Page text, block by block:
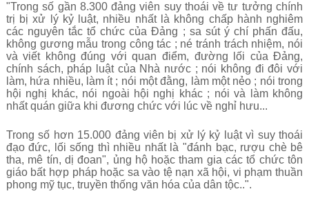
"Trong số gần 8.300 đảng viên suy thoái về tư tưởng chính
trị bị xử lý kỷ luật, nhiều nhất là không chấp hành nghiêm
các nguyên tắc tổ chức của Đảng ; sa sút ý chí phấn đấu,
không gương mẫu trong công tác ; né tránh trách nhiệm, nói
và viết không đúng với quan điểm, đường lối của Đảng,
chính sách, pháp luật của Nhà nước ; nói không đi đôi với
làm, hứa nhiều, làm ít ; nói một đằng, làm một nẻo ; nói trong
hội nghị khác, nói ngoài hội nghị khác ; nói và làm không
nhất quán giữa khi đương chức với lúc về nghỉ hưu...
Trong số hơn 15.000 đảng viên bị xử lý kỷ luật vì suy thoái
đạo đức, lối sống thì nhiều nhất là "đánh bạc, rượu chè bê
tha, mê tín, dị đoan", ủng hộ hoặc tham gia các tổ chức tôn
giáo bất hợp pháp hoặc sa vào tệ nạn xã hội, vi phạm thuần
phong mỹ tục, truyền thống văn hóa của dân tộc..".